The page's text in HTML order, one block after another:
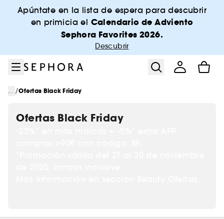
Ir al menú
Ir al contenido principal
Ir al pie de página
Apúntate en la lista de espera para descubrir
en primicia el Calendario de Adviento
Sephora Favorites 2026.
Descubrir
... /Ofertas Black Friday
Ofertas Black Friday